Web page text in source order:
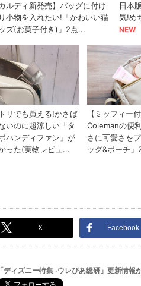
X Facebook
「ディズニー特集 -ウレぴあ総研」更新情報